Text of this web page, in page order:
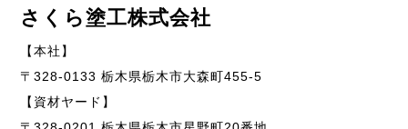
さくら塗工株式会社
【本社】
〒328-0133 栃木県栃木市大森町455-5
【資材ヤード】